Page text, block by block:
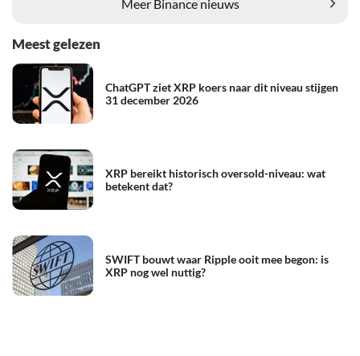
Meer Binance nieuws
Meest gelezen
ChatGPT ziet XRP koers naar dit niveau stijgen
31 december 2026
XRP bereikt historisch oversold-niveau: wat
betekent dat?
SWIFT bouwt waar Ripple ooit mee begon: is
XRP nog wel nuttig?